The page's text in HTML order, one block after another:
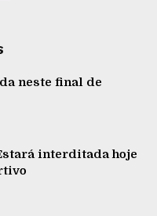
neste final de
Estará interditada hoje